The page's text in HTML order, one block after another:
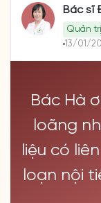
Bác sĩ
Quản
13/01/
Bác Hà
loãng
liệu có
loạn nội